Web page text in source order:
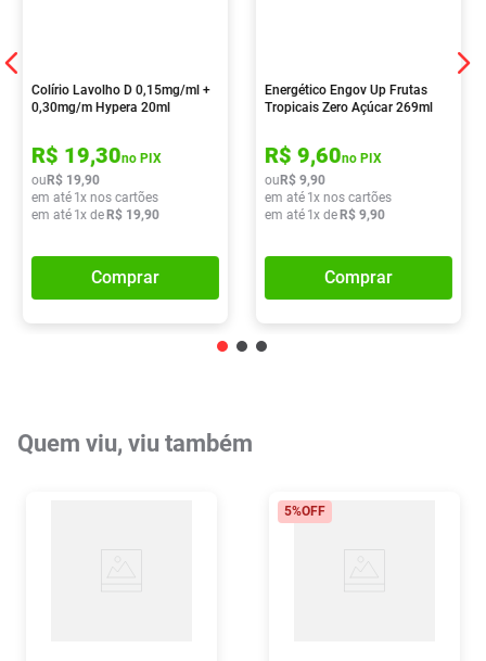
Colírio Lavolho D 0,15mg/ml +
0,30mg/m Hypera 20ml
R$ 19,30no PIX
ou R$ 19,90
em até 1x nos cartões
em até 1x de R$ 19,90
Comprar
Energético Engov Up Frutas
Tropicais Zero Açúcar 269ml
R$ 9,60no PIX
ou R$ 9,90
em até 1x nos cartões
em até 1x de R$ 9,90
Comprar
Quem viu, viu também
5%OFF